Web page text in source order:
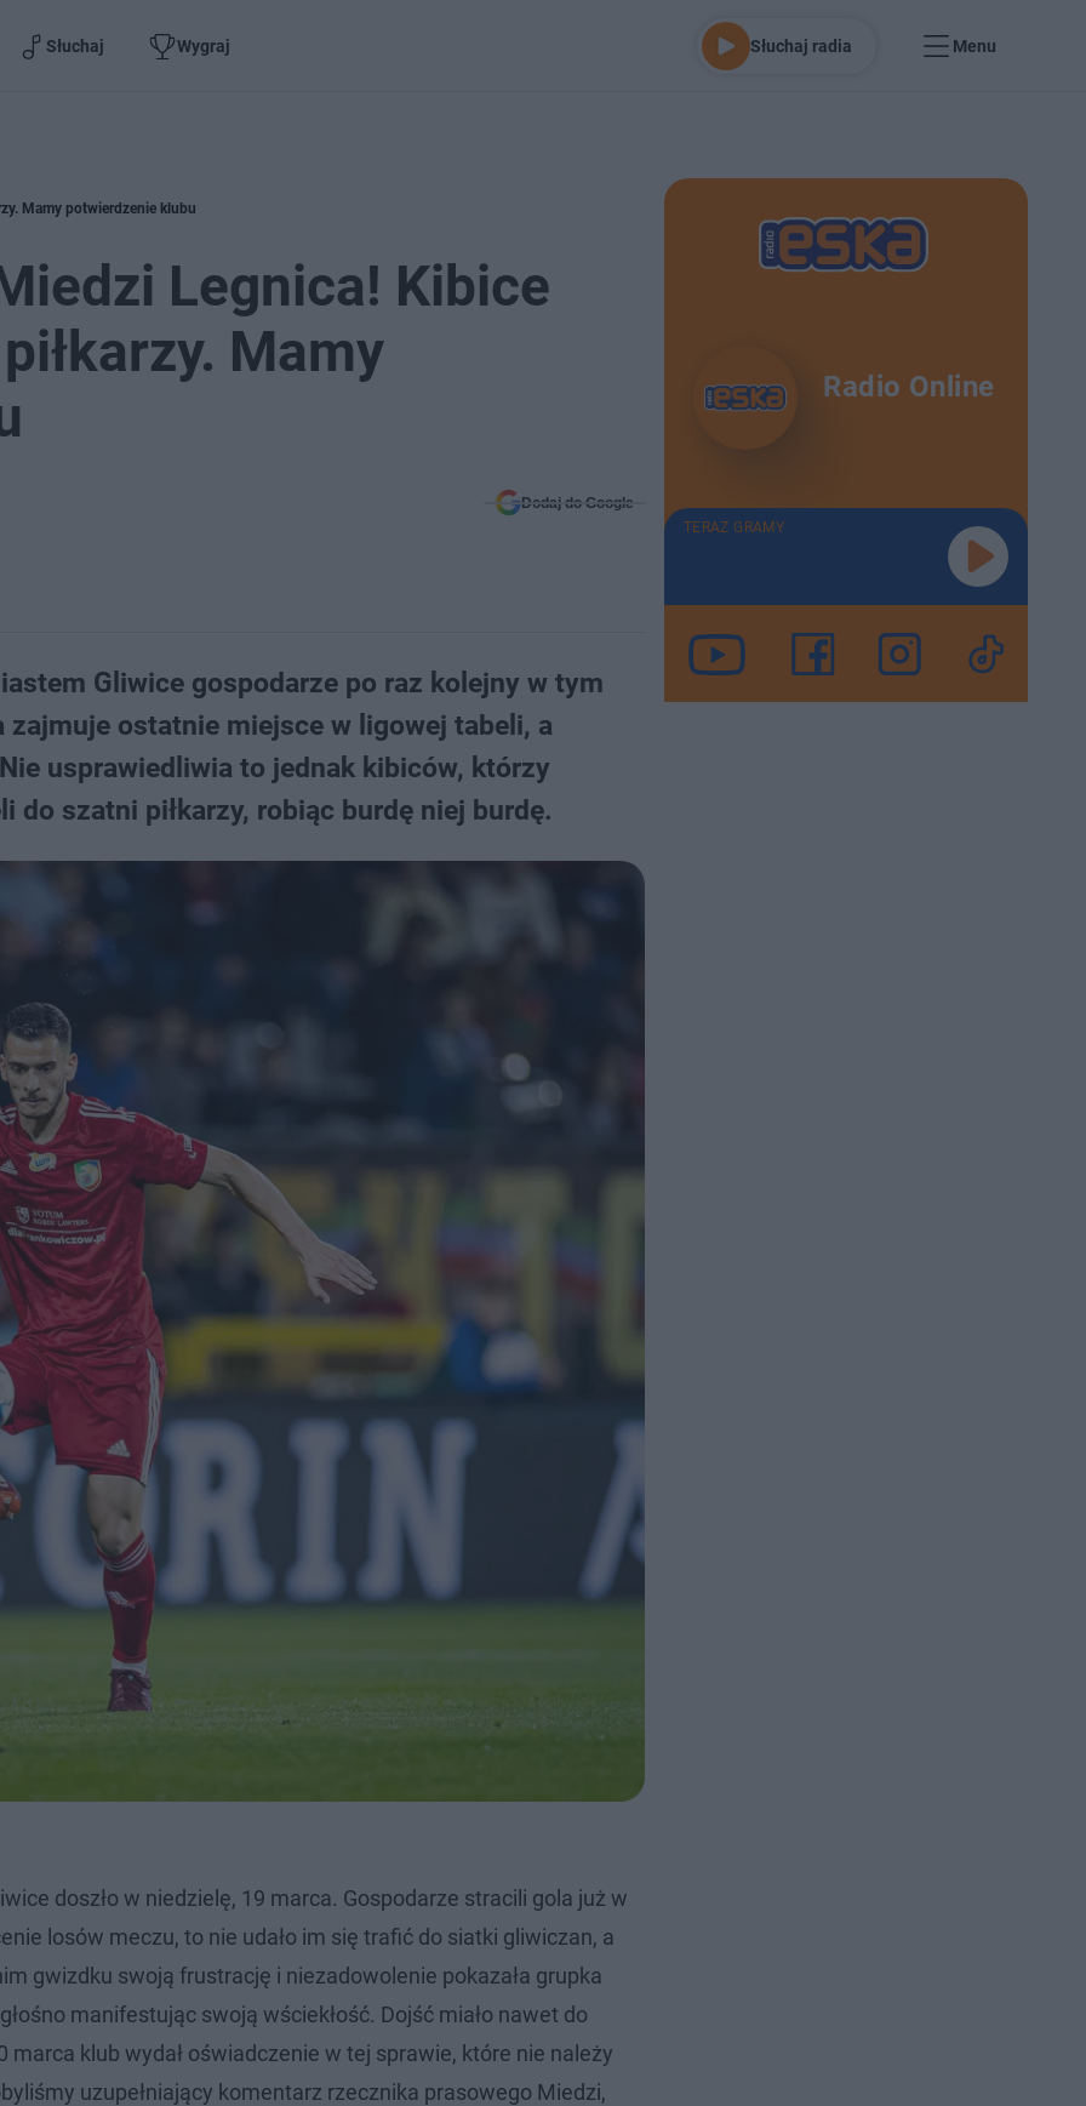
Słuchaj Wygraj Słuchaj radia Menu
Mamy potwierdzenie klubu
Legnica! Kibice
Mamy
Dodaj do Google
Gliwice gospodarze po raz kolejny w tym
ostatnie miejsce w ligowej tabeli, a
usprawiedliwia to jednak kibiców, którzy
do szatni piłkarzy, robiąc burdę niej burdę.
doszło w niedzielę, 19 marca. Gospodarze stracili gola już w
losów meczu, to nie udało im się trafić do siatki gliwiczan, a
gwizdku swoją frustrację i niezadowolenie pokazała grupka
manifestując swoją wściekłość. Dojść miało nawet do
marca klub wydał oświadczenie w tej sprawie, które nie należy
uzupełniający komentarz rzecznika prasowego Miedzi,
Radio Online
TERAZ GRAMY